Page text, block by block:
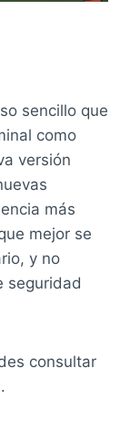
sencillo que
como
versión
más
mejor se
y no
seguridad
consultar